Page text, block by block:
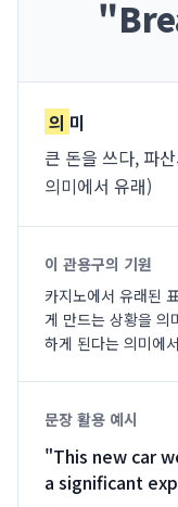
"
의 미
큰 돈을 쓰다, 파
의미에서 유래)
이 관용구의 기원
카지노에서 유래된
게 만드는 상황을 의
하게 된다는 의미에
문장 활용 예시
"This new car
a significant